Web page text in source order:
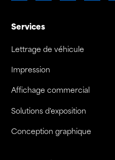
Services
Lettrage de véhicule
Impression
Affichage commercial
Solutions d'exposition
Conception graphique